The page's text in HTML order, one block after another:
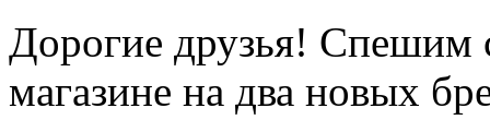
Дорогие друзья! Спешим
магазине на два новых